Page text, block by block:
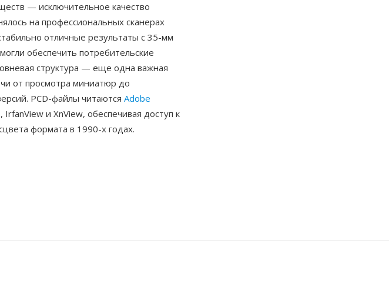
— исключительное качество
на профессиональных сканерах
отличные результаты с 35-мм
обеспечить потребительские
структура — еще одна важная
от просмотра миниатюр до
PCD-файлы читаются Adobe
и XnView, обеспечивая доступ к
формата в 1990-х годах.